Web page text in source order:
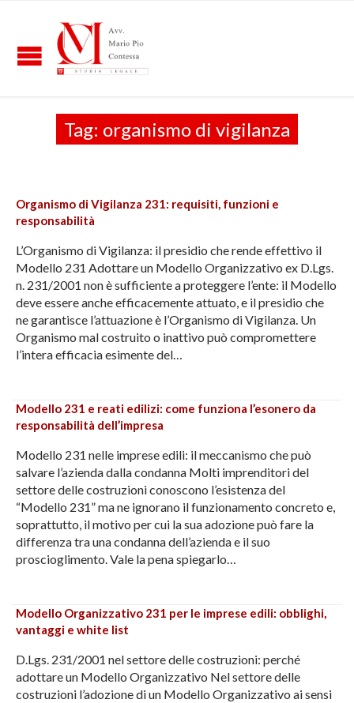
Tag: organismo di vigilanza
Organismo di Vigilanza 231: requisiti, funzioni e
responsabilità
L’Organismo di Vigilanza: il presidio che rende effettivo il
Modello 231 Adottare un Modello Organizzativo ex D.Lgs.
n. 231/2001 non è sufficiente a proteggere l’ente: il Modello
deve essere anche efficacemente attuato, e il presidio che
ne garantisce l’attuazione è l’Organismo di Vigilanza. Un
Organismo mal costruito o inattivo può compromettere
l’intera efficacia esimente del…
Modello 231 e reati edilizi: come funziona l’esonero da
responsabilità dell’impresa
Modello 231 nelle imprese edili: il meccanismo che può
salvare l’azienda dalla condanna Molti imprenditori del
settore delle costruzioni conoscono l’esistenza del
“Modello 231” ma ne ignorano il funzionamento concreto e,
soprattutto, il motivo per cui la sua adozione può fare la
differenza tra una condanna dell’azienda e il suo
proscioglimento. Vale la pena spiegarlo…
Modello Organizzativo 231 per le imprese edili: obblighi,
vantaggi e white list
D.Lgs. 231/2001 nel settore delle costruzioni: perché
adottare un Modello Organizzativo Nel settore delle
costruzioni l’adozione di un Modello Organizzativo ai sensi